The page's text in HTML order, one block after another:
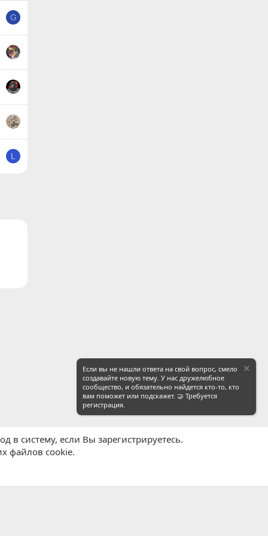
G
L
почта
Если вы не нашли ответа на свой вопрос, смело
создавайте новую тему. У нас дружелюбное
сообщество, и обязательно найдется кто-то, кто
вам поможет или подскажет. 🤝 Требуется
регистрация.
в систему, если Вы зарегистрируетесь.
файлов cookie.